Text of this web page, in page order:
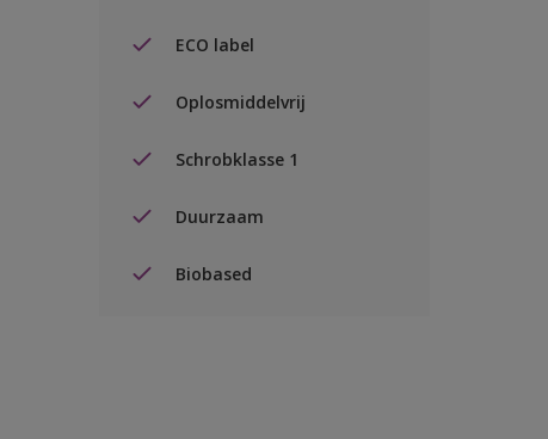
ECO label
Oplosmiddelvrij
Schrobklasse 1
Duurzaam
Biobased